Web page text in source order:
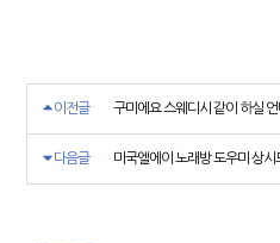
이전글 구미에요 스웨디시 같이 하실
다음글 미국엘에이 노래방 도우미 상시